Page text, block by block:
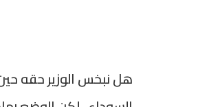
هل نبخس الوزير حقه